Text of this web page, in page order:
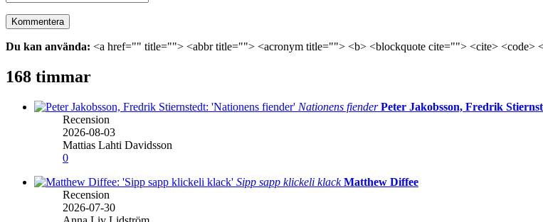
Du kan använda: <a href="" title=""> <abbr title=""> <acronym title=""> <b> <blockquote cite=""> <cite> <code>
168 timmar
Nationens fiender Peter Jakobsson, Fredrik
Recension
2026-08-03
Mattias Lahti Davidsson
0
Sipp sapp klickeli klack Matthew Diffee
Recension
2026-07-30